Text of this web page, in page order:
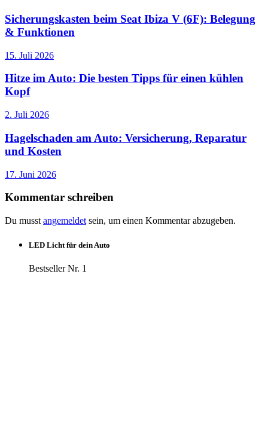
Sicherungskasten beim Seat Ibiza V (6F): Belegung
& Funktionen
15. Juli 2026
Hitze im Auto: Die besten Tipps für einen kühlen
Kopf
2. Juli 2026
Hagelschaden am Auto: Versicherung, Reparatur
und Kosten
17. Juni 2026
Kommentar schreiben
Du musst angemeldet sein, um einen Kommentar abzugeben.
LED Licht für dein Auto
Bestseller Nr. 1